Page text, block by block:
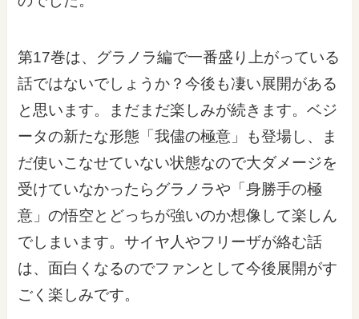
第17巻は、グラノラ編で一番盛り上がっている
話ではないでしょうか？今後も凄い展開がある
と思います。まだまだ楽しみが続きます。ベジ
ータの新たな形態「我儘の極意」も登場し、ま
だ使いこなせていない状態なので大ダメージを
受けていなかったらグラノラや「身勝手の極
意」の悟空とどっちが強いのか想像して楽しん
でしまいます。サイヤ人やフリーザが絡む話
は、面白くなるのでファンとして今後展開がす
ごく楽しみです。